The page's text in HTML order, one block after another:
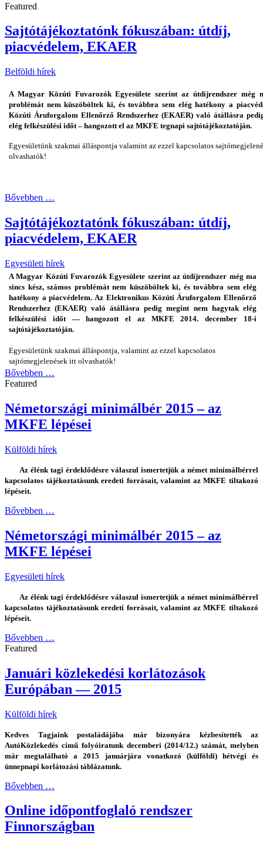
Featured
Sajtótájékoztatónk fókuszában: útdíj,
piacvédelem, EKAER
Belföldi hírek
A Magyar Közúti Fuvarozók Egyesülete szerint az útdíjrendszer még
problémát nem küszöböltek ki, és továbbra sem elég hatékony a
Közúti Áruforgalom Ellenőrző Rendszerhez (EKAER) való átállásra
elég felkészülési időt – hangozott el az MKFE tegnapi sajtótájékoztatóján.
Egyesületünk szakmai álláspontja valamint az ezzel kapcsolatos
olvashatók!
Bővebben …
Sajtótájékoztatónk fókuszában: útdíj,
piacvédelem, EKAER
Egyesületi hírek
A Magyar Közúti Fuvarozók Egyesülete szerint az útdíjrendszer még ma
sincs kész, számos problémát nem küszöböltek ki, és továbbra sem elég
hatékony a piacvédelem. Az Elektronikus Közúti Áruforgalom Ellenőrző
Rendszerhez (EKAER) való átállásra pedig megint nem hagytak elég
felkészülési időt — hangozott el az MKFE 2014. december 18-i
sajtótájékoztatóján.
Egyesületünk szakmai álláspontja, valamint az ezzel kapcsolatos
sajtómegjelenések itt olvashatók!
Bővebben …
Featured
Németországi minimálbér 2015 – az
MKFE lépései
Külföldi hírek
Az élénk tagi érdeklődésre válaszul ismertetjük a német minimálbérrel
kapcsolatos tájékoztatásunk eredeti forrásait, valamint az MKFE tiltakozó
lépéseit.
Bővebben …
Németországi minimálbér 2015 – az
MKFE lépései
Egyesületi hírek
Az élénk tagi érdeklődésre válaszul ismertetjük a német minimálbérrel
kapcsolatos tájékoztatásunk eredeti forrásait, valamint az MKFE tiltakozó
lépéseit.
Bővebben …
Featured
Januári közlekedési korlátozások
Európában — 2015
Külföldi hírek
Kedves Tagjaink postaládájába már bizonyára kézbesítették az
AutóKözlekedés című folyóiratunk decemberi (2014/12.) számát, melyben
már megtalálható a 2015 januárjára vonatkozó (külföldi) hétvégi és
ünnepnapi korlátozási táblázatunk.
Bővebben …
Online időpontfoglaló rendszer
Finnországban